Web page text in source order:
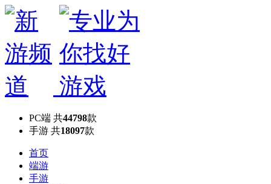
PC端 共44798款
手游 共18097款
首页
端游
手游